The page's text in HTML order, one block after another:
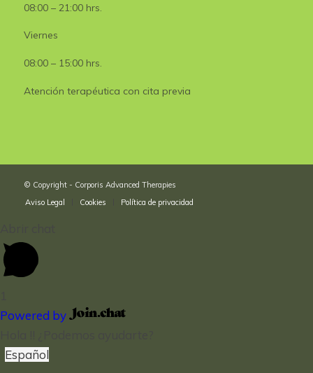
08:00 – 21:00 hrs.
Viernes
08:00 – 15:00 hrs.
Atención terapéutica con cita previa
© Copyright - Corporis Advanced Therapies
Aviso Legal
Cookies Política de privacidad
Powered by
Español